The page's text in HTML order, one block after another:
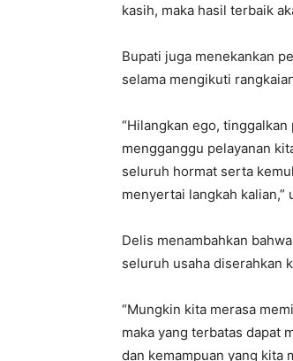
kasih, maka hasil terbaik
Bupati juga menekankan
selama mengikuti
“Hilangkan ego,
mengganggu pelayanan
seluruh hormat serta
menyertai langkah kalian,”
Delis menambahkan
seluruh usaha diserahkan
“Mungkin kita merasa
maka yang terbatas dapat
dan kemampuan yang kita